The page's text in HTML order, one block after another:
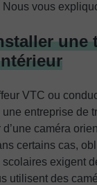
Nous vous
une
VTC ou
entreprise de
caméra
certains cas,
exigent
utilisent des